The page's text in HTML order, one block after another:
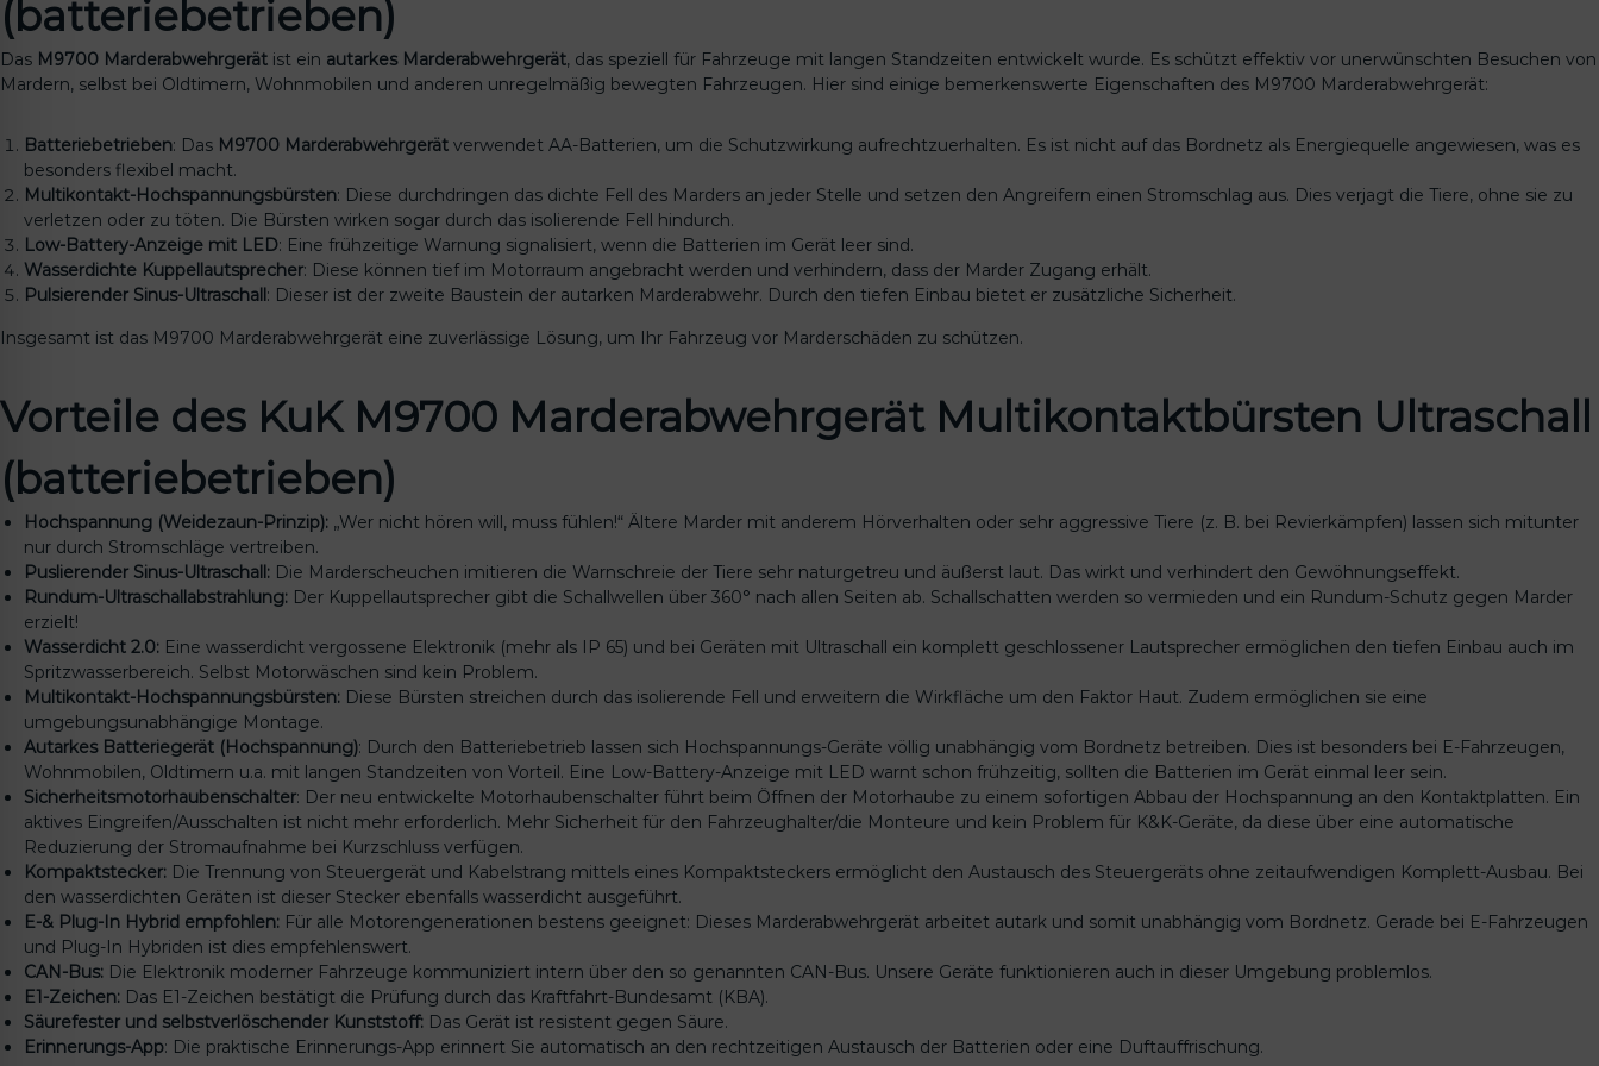
g
e
t
u
t
i
k
a
k
r
t
e
U
t
a
s
c
h
l
(
a
e
(batteriebetrieben)
Das M9700 Marderabwehrgerät ist ein autarkes Marderabwehrgerät, das speziell für Fahrzeuge mit langen Standzeiten entwickelt wurde. Es schützt effektiv vor unerwünschten Besuchen von
Mardern, selbst bei Oldtimern, Wohnmobilen und anderen unregelmäßig bewegten Fahrzeugen. Hier sind einige bemerkenswerte Eigenschaften des M9700 Marderabwehrgerät:
Batteriebetrieben: Das M9700 Marderabwehrgerät verwendet AA-Batterien, um die Schutzwirkung aufrechtzuerhalten. Es ist nicht auf das Bordnetz als Energiequelle angewiesen, was es
besonders flexibel macht.
Multikontakt-Hochspannungsbürsten: Diese durchdringen das dichte Fell des Marders an jeder Stelle und setzen den Angreifern einen Stromschlag aus. Dies verjagt die Tiere, ohne sie zu
verletzen oder zu töten. Die Bürsten wirken sogar durch das isolierende Fell hindurch.
Low-Battery-Anzeige mit LED: Eine frühzeitige Warnung signalisiert, wenn die Batterien im Gerät leer sind.
Wasserdichte Kuppellautsprecher: Diese können tief im Motorraum angebracht werden und verhindern, dass der Marder Zugang erhält.
Pulsierender Sinus-Ultraschall: Dieser ist der zweite Baustein der autarken Marderabwehr. Durch den tiefen Einbau bietet er zusätzliche Sicherheit.
Insgesamt ist das M9700 Marderabwehrgerät eine zuverlässige Lösung, um Ihr Fahrzeug vor Marderschäden zu schützen.
Vorteile des KuK M9700 Marderabwehrgerät Multikontaktbürsten Ultraschall
(batteriebetrieben)
Hochspannung (Weidezaun-Prinzip): „Wer nicht hören will, muss fühlen!“ Ältere Marder mit anderem Hörverhalten oder sehr aggressive Tiere (z. B. bei Revierkämpfen) lassen sich mitunter
nur durch Stromschläge vertreiben.
Puslierender Sinus-Ultraschall: Die Marderscheuchen imitieren die Warnschreie der Tiere sehr naturgetreu und äußerst laut. Das wirkt und verhindert den Gewöhnungseffekt.
Rundum-Ultraschallabstrahlung: Der Kuppellautsprecher gibt die Schallwellen über 360° nach allen Seiten ab. Schallschatten werden so vermieden und ein Rundum-Schutz gegen Marder
erzielt!
Wasserdicht 2.0: Eine wasserdicht vergossene Elektronik (mehr als IP 65) und bei Geräten mit Ultraschall ein komplett geschlossener Lautsprecher ermöglichen den tiefen Einbau auch im
Spritzwasserbereich. Selbst Motorwäschen sind kein Problem.
Multikontakt-Hochspannungsbürsten: Diese Bürsten streichen durch das isolierende Fell und erweitern die Wirkfläche um den Faktor Haut. Zudem ermöglichen sie eine
umgebungsunabhängige Montage.
Autarkes Batteriegerät (Hochspannung): Durch den Batteriebetrieb lassen sich Hochspannungs-Geräte völlig unabhängig vom Bordnetz betreiben. Dies ist besonders bei E-Fahrzeugen,
Wohnmobilen, Oldtimern u.a. mit langen Standzeiten von Vorteil. Eine Low-Battery-Anzeige mit LED warnt schon frühzeitig, sollten die Batterien im Gerät einmal leer sein.
Sicherheitsmotorhaubenschalter: Der neu entwickelte Motorhaubenschalter führt beim Öffnen der Motorhaube zu einem sofortigen Abbau der Hochspannung an den Kontaktplatten. Ein
aktives Eingreifen/Ausschalten ist nicht mehr erforderlich. Mehr Sicherheit für den Fahrzeughalter/die Monteure und kein Problem für K&K-Geräte, da diese über eine automatische
Reduzierung der Stromaufnahme bei Kurzschluss verfügen.
Kompaktstecker: Die Trennung von Steuergerät und Kabelstrang mittels eines Kompaktsteckers ermöglicht den Austausch des Steuergeräts ohne zeitaufwendigen Komplett-Ausbau. Bei
den wasserdichten Geräten ist dieser Stecker ebenfalls wasserdicht ausgeführt.
E-& Plug-In Hybrid empfohlen: Für alle Motorengenerationen bestens geeignet: Dieses Marderabwehrgerät arbeitet autark und somit unabhängig vom Bordnetz. Gerade bei E-Fahrzeugen
und Plug-In Hybriden ist dies empfehlenswert.
CAN-Bus: Die Elektronik moderner Fahrzeuge kommuniziert intern über den so genannten CAN-Bus. Unsere Geräte funktionieren auch in dieser Umgebung problemlos.
E1-Zeichen: Das E1-Zeichen bestätigt die Prüfung durch das Kraftfahrt-Bundesamt (KBA).
Säurefester und selbstverlöschender Kunststoff: Das Gerät ist resistent gegen Säure.
Erinnerungs-App: Die praktische Erinnerungs-App erinnert Sie automatisch an den rechtzeitigen Austausch der Batterien oder eine Duftauffrischung.